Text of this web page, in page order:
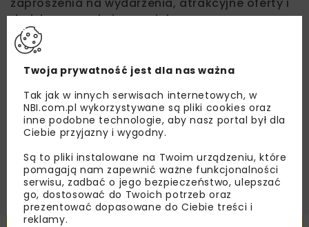
zaproszenia na wydarzenia, atrakcyjne oferty i
dedykowane akcje specjalne.
Regulaminemoraz wyrażam zgodę na otrzymywanie na
podany przeze mnie adres e-mail korespondencji
handlowej w postaci newslettera.
ZAPISZ MNIE
Twoja prywatność jest dla nas ważna
Tak jak w innych serwisach internetowych, w
NBI.com.pl wykorzystywane są pliki cookies oraz
inne podobne technologie, aby nasz portal był dla
Ciebie przyjazny i wygodny.
Są to pliki instalowane na Twoim urządzeniu, które
pomagają nam zapewnić ważne funkcjonalności
serwisu, zadbać o jego bezpieczeństwo, ulepszać
go, dostosować do Twoich potrzeb oraz
prezentować dopasowane do Ciebie treści i
reklamy.